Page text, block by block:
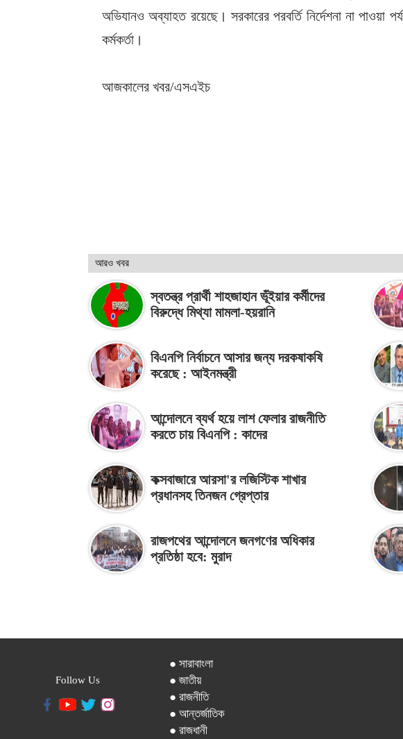
অভিযানও অব্যাহত রয়েছে। সরকারের পরবর্তি নির্দেশনা না
কর্মকর্তা।
আজকালের খবর/এসএইচ
আরও খবর
স্বতন্ত্র প্রার্থী শাহজাহান ভূঁইয়ার কর্মীদের
বিরুদ্ধে মিথ্যা মামলা-হয়রানি
বিএনপি নির্বাচনে আসার জন্য দরকষাকষি
করেছে : আইনমন্ত্রী
আন্দোলনে ব্যর্থ হয়ে লাশ ফেলার রাজনীতি
করতে চায় বিএনপি : কাদের
কক্সবাজারে আরসা'র লজিস্টিক শাখার
প্রধানসহ তিনজন গ্রেপ্তার
রাজপথের আন্দোলনে জনগণের অধিকার
প্রতিষ্ঠা হবে: মুরাদ
Follow Us
● সারাবাংলা
● জাতীয়
● রাজনীতি
● আন্তর্জাতিক
● রাজধানী